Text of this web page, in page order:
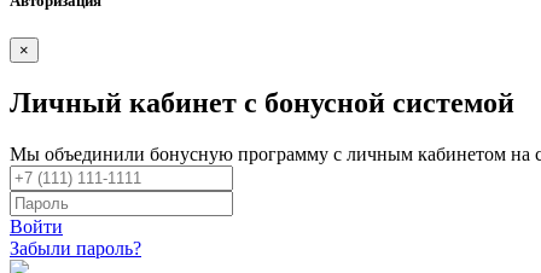
×
Личный кабинет с бонусной системой
Мы объединили бонусную программу с личным кабинетом на
Войти
Забыли пароль?